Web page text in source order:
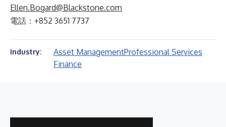
Ellen.Bogard@Blackstone.com
電話：+852 3651 7737
Industry: Asset ManagementProfessional Services
Finance